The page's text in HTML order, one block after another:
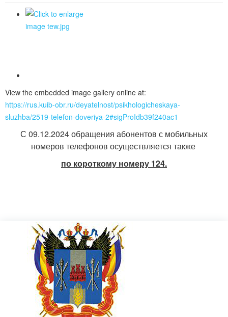
View the embedded image gallery online at:
https://rus.kuib-obr.ru/deyatelnost/psikhologicheskaya-
sluzhba/2519-telefon-doveriya-2#sigProIdb39f240ac1
С 09.12.2024 обращения абонентов с мобильных
номеров телефонов осуществляется также
по короткому номеру 124.